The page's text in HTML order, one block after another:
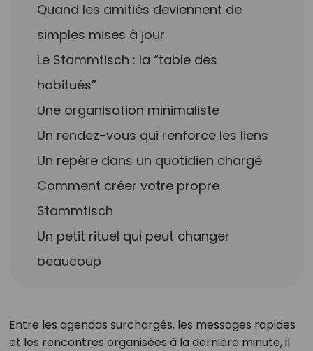
Quand les amitiés deviennent de
simples mises à jour
Le Stammtisch : la “table des
habitués”
Une organisation minimaliste
Un rendez-vous qui renforce les liens
Un repère dans un quotidien chargé
Comment créer votre propre
Stammtisch
Un petit rituel qui peut changer
beaucoup
Entre les agendas surchargés, les messages rapides
et les rencontres organisées à la dernière minute, il